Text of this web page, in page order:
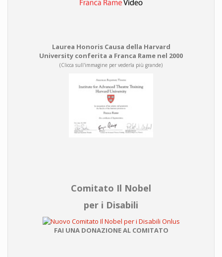
Laurea Honoris Causa della Harvard
University conferita a Franca Rame nel 2000
(Clicca sull'immagine per vederla più grande)
Comitato Il Nobel
per i Disabili
FAI UNA DONAZIONE AL COMITATO